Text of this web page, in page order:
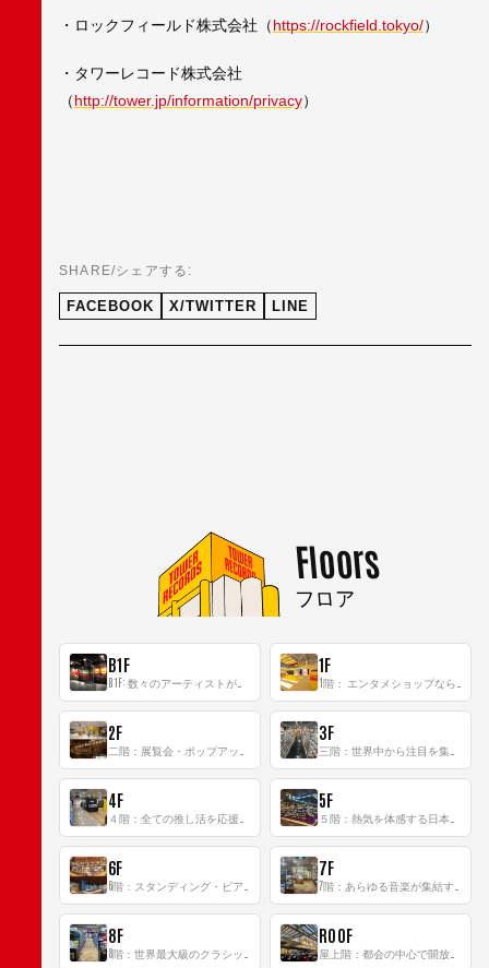
・ロックフィールド株式会社（https://rockfield.tokyo/）
・タワーレコード株式会社
（http://tower.jp/information/privacy）
SHARE/シェアする:
FACEBOOK X/TWITTER LINE
Floors
フロア
B1F 1F
2F 3F
4F 5F
6F 7F
8F ROOF